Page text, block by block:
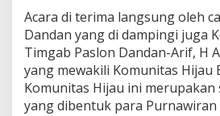
N
I
B
e
n
t
u
Acara di terima langsung oleh
Dandan yang di dampingi juga
Timgab Paslon Dandan-Arif, H
yang mewakili Komunitas Hijau
Komunitas Hijau ini
yang dibentuk para Purnawiran